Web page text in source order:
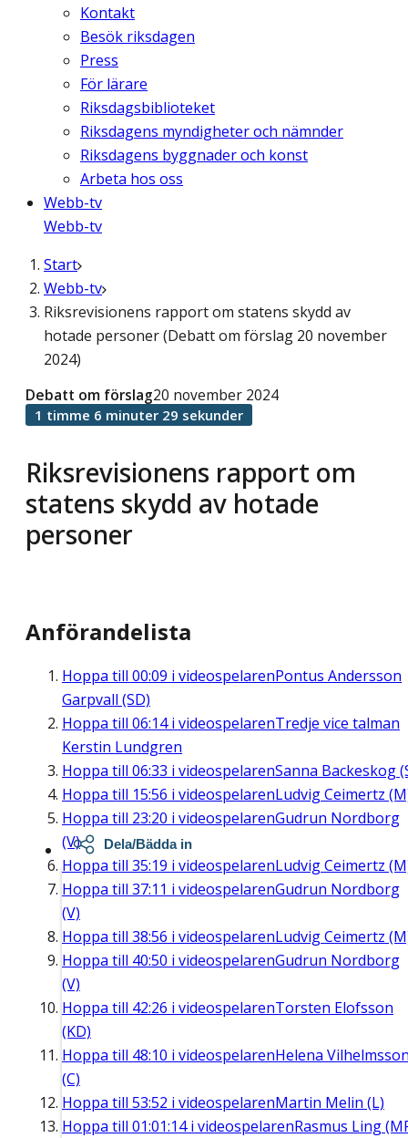
Kontakt
Besök riksdagen
Press
För lärare
Riksdagsbiblioteket
Riksdagens myndigheter och nämnder
Riksdagens byggnader och konst
Arbeta hos oss
Webb-tv
Webb-tv
Start
Webb-tv
Riksrevisionens rapport om statens skydd av
hotade personer (Debatt om förslag 20 november
2024)
Riksrevisionens rapport om
statens skydd av hotade
personer
Debatt om förslag20 november 2024
1 timme 6 minuter 29 sekunder
Anförandelista
Hoppa till 00:09 i videospelarenPontus Andersson
Garpvall (SD)
Hoppa till 06:14i videospelarenTredje vice talman
Kerstin Lundgren
Hoppa till 06:33 i videospelarenSanna Backeskog
Hoppa till 15:56 i videospelarenLudvig Ceimertz
Hoppa till 23:20 i videospelarenGudrun Nordborg
(V)
Hoppa till 35:19 i videospelarenLudvig Ceimertz
Hoppa till 37:11 i videospelarenGudrun Nordborg
(V)
Hoppa till 38:56 i videospelarenLudvig Ceimertz
Hoppa till 40:50 i videospelarenGudrun Nordborg
(V)
Hoppa till 42:26 i videospelarenTorsten Elofsson
(KD)
Hoppa till 48:10 i videospelarenHelena
(C)
Hoppa till 53:52 i videospelarenMartin Melin (L)
Hoppa till 01:01:14i videospelarenRasmus Ling
Dela/Bädda in